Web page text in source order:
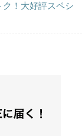
ク！大好評スペシ